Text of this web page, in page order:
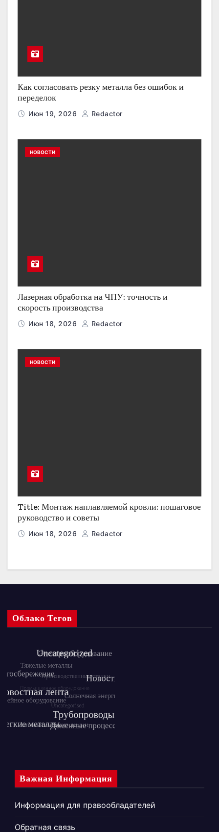
Как согласовать резку металла без ошибок и
переделок
Июн 19, 2026 Redactor
НОВОСТИ
Лазерная обработка на ЧПУ: точность и
скорость производства
Июн 18, 2026 Redactor
НОВОСТИ
Title: Монтаж наплавляемой кровли: пошаговое
руководство и советы
Июн 18, 2026 Redactor
Облако Тегов
Важная Информация
Информация для правообладателей
Обратная связь